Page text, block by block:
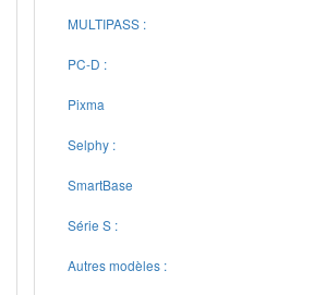
MULTIPASS :
PC-D :
Pixma
Selphy :
SmartBase
Série S :
Autres modèles :